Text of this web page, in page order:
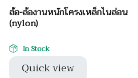
ล้อ-ล้องานหนักโครงเหล็กไนล่อน
(nylon)
In Stock
Quick view